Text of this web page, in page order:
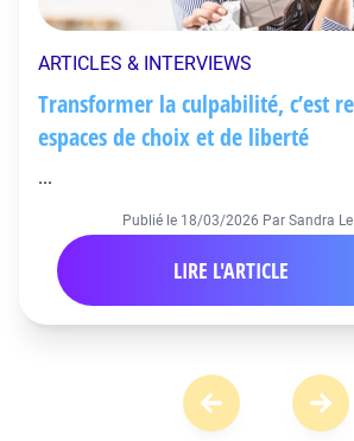
ARTICLES & INTERVIEWS
Transformer la culpabilité, c’est
espaces de choix et de liberté
...
Publié le 18/03/2026 Par Sandra
LIRE L'ARTICLE